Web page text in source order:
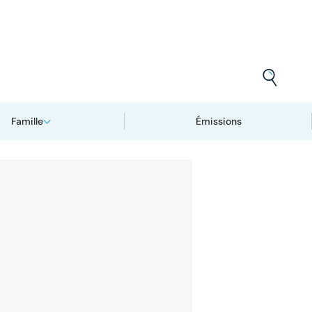
Famille Émissions